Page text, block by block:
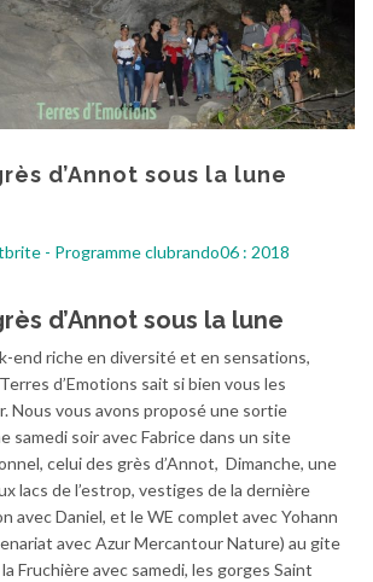
d’Annot sous la lune
d’Annot sous la lune
end riche en diversité et en sensations,
d’Emotions sait si bien vous les
Nous vous avons proposé une sortie
samedi soir avec Fabrice dans un site
celui des grès d’Annot, Dimanche, une
lacs de l’estrop, vestiges de la dernière
avec Daniel, et le WE complet avec Yohann
avec Azur Mercantour Nature) au gite
Fruchière avec samedi, les gorges Saint